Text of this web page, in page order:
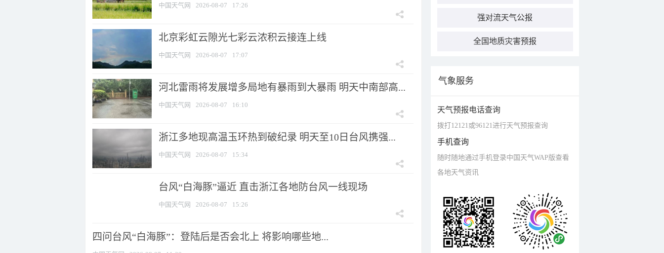
中国天气网 2026-08-07 17:26
北京彩虹云隙光七彩云浓积云接连上线
中国天气网 2026-08-07 17:07
河北雷雨将发展增多局地有暴雨到大暴雨 明天中南部高...
中国天气网 2026-08-07 16:10
浙江多地现高温玉环热到破纪录 明天至10日台风携强...
中国天气网 2026-08-07 15:34
台风“白海豚”逼近 直击浙江各地防台风一线现场
中国天气网 2026-08-07 15:26
四问台风“白海豚”：登陆后是否会北上 将影响哪些地...
强对流天气公报
全国地质灾害预报
气象服务
天气预报电话查询
拨打12121或96121进行天气预报查询
手机查询
随时随地通过手机登录中国天气WAP版查看
各地天气资讯